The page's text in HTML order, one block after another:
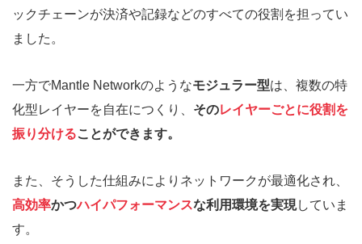
ックチェーンが決済や記録などのすべての役割を担ってい
ました。
一方でMantle Networkのようなモジュラー型は、複数の特
化型レイヤーを自在につくり、 そのレイヤーごとに役割を
振り分けることができます。
また、そうした仕組みによりネットワークが最適化され、
高効率かつハイパフォーマンスな利用環境を実現していま
す。